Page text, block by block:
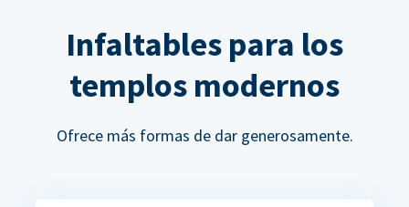
Infaltables para los
templos modernos
Ofrece más formas de dar generosamente.